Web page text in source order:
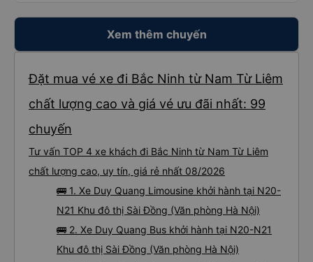
Xem thêm chuyến
Đặt mua vé xe đi Bắc Ninh từ Nam Từ Liêm
chất lượng cao và giá vé ưu đãi nhất: 99
chuyến
Tư vấn TOP 4 xe khách đi Bắc Ninh từ Nam Từ Liêm
chất lượng cao, uy tín, giá rẻ nhất 08/2026
🚌 1. Xe Duy Quang Limousine khởi hành tại N20-
N21 Khu đô thị Sài Đồng (Văn phòng Hà Nội)
🚌 2. Xe Duy Quang Bus khởi hành tại N20-N21
Khu đô thị Sài Đồng (Văn phòng Hà Nội)